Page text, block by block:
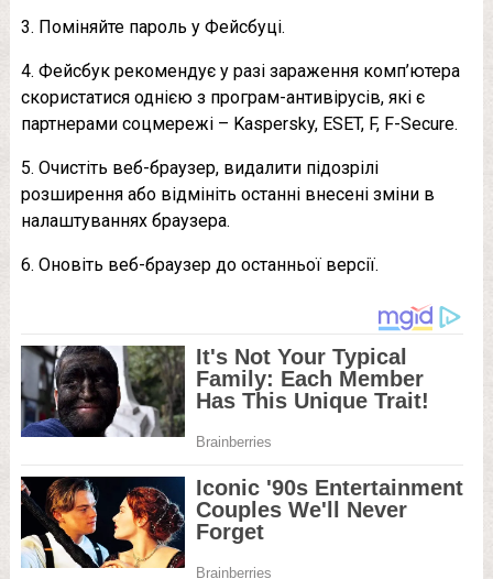
3. Поміняйте пароль у Фейсбуці.
4. Фейсбук рекомендує у разі зараження комп’ютера
скористатися однією з програм-антивірусів, які є
партнерами соцмережі – Kaspersky, ESET, F, F-Secure.
5. Очистіть веб-браузер, видалити підозрілі
розширення або відмініть останні внесені зміни в
налаштуваннях браузера.
6. Оновіть веб-браузер до останньої версії.